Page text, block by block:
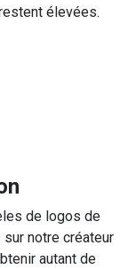
élevées.
de logos de
notre créateur
autant de